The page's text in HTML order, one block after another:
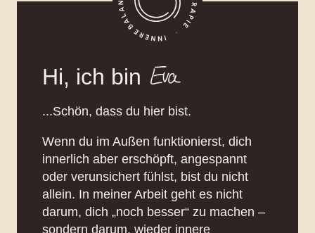
Hi, ich bin
...Schön, dass du hier bist.
Wenn du im Außen funktionierst, dich
innerlich aber erschöpft, angespannt
oder verunsichert fühlst, bist du nicht
allein. In meiner Arbeit geht es nicht
darum, dich „noch besser“ zu machen –
sondern darum, wieder innere